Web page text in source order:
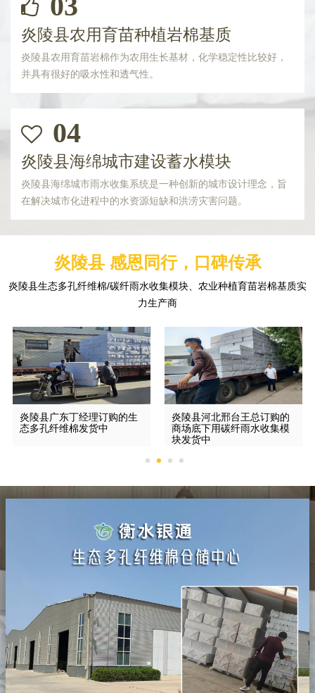
炎陵县农用育苗种植岩棉基质
炎陵县农用育苗岩棉作为农用生长基材，化学稳定性比较好，
并具有很好的吸水性和透气性。
04
炎陵县海绵城市建设蓄水模块
炎陵县海绵城市雨水收集系统是一种创新的城市设计理念，旨
在解决城市化进程中的水资源短缺和洪涝灾害问题。
炎陵县 感恩同行，口碑传承
炎陵县生态多孔纤维棉/碳纤雨水收集模块、农业种植育苗岩棉基质实
力生产商
炎陵县广东丁经理订购的生
态多孔纤维棉发货中
炎陵县河北邢台王总订购的
商场底下用碳纤雨水收集模
块发货中